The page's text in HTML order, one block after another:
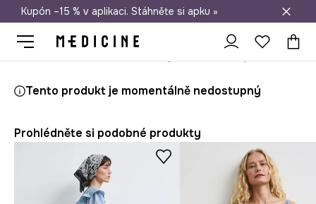
Doprava zdarma při nákupu nad 1 200 Kč
Kupón –15 % v aplikaci. Stáhněte si apku »
Tento produkt je momentálně nedostupný
Prohlédněte si podobné produkty